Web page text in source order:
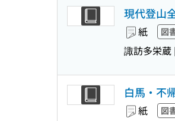
現代登山
紙 図
諏訪多栄蔵
白馬・不
紙 図